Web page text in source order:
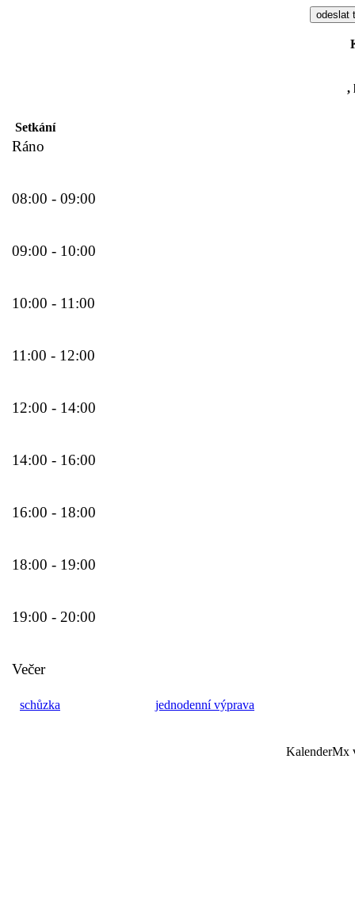
,
Setkání
Ráno
08:00 - 09:00
09:00 - 10:00
10:00 - 11:00
11:00 - 12:00
12:00 - 14:00
14:00 - 16:00
16:00 - 18:00
18:00 - 19:00
19:00 - 20:00
Večer
schůzka jednodenní výprava
KalenderMx